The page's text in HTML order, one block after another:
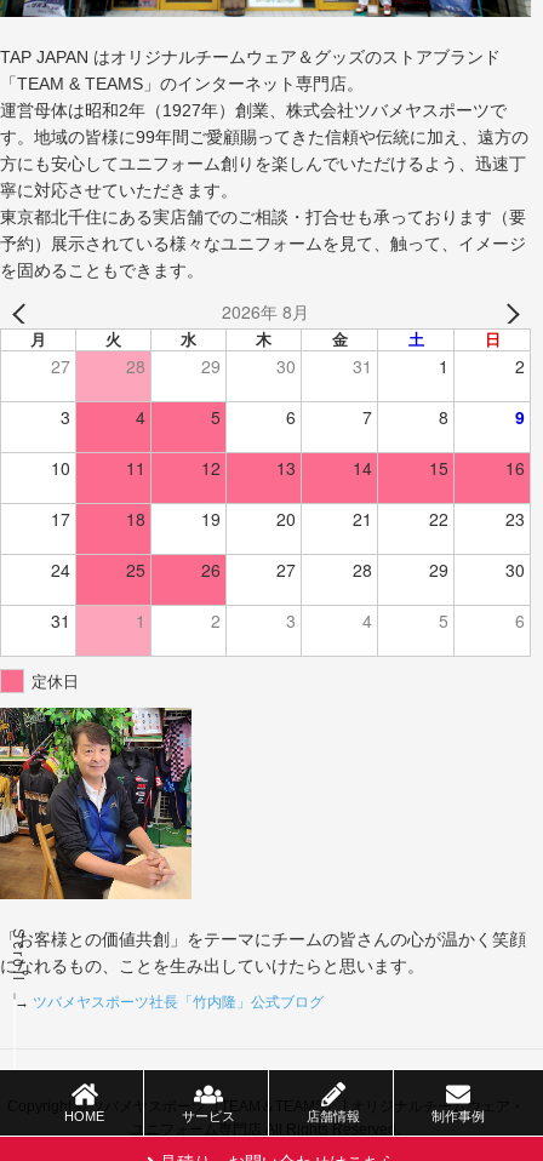
Scroll
HOME サービス 店舗情報 制作事例
TAP JAPAN はオリジナルチームウェア＆グッズのストアブランド
「TEAM & TEAMS」のインターネット専門店。
運営母体は昭和2年（1927年）創業、株式会社ツバメヤスポーツで
す。地域の皆様に99年間ご愛顧賜ってきた信頼や伝統に加え、遠方の
方にも安心してユニフォーム創りを楽しんでいただけるよう、迅速丁
寧に対応させていただきます。
東京都北千住にある実店舗でのご相談・打合せも承っております（要
予約）展示されている様々なユニフォームを見て、触って、イメージ
を固めることもできます。
2026年 8月
月 火 水 木 金 土 日
27 28 29 30 31 1 2
3 4 5 6 7 8 9
10 11 12 13 14 15 16
17 18 19 20 21 22 23
24 25 26 27 28 29 30
31 1 2 3 4 5 6
定休日
「お客様との価値共創」をテーマにチームの皆さんの心が温かく笑顔
になれるもの、ことを生み出していけたらと思います。
→ ツバメヤスポーツ社長「竹内隆」公式ブログ
Copyright © ツバメヤスポーツ（TEAM＆TEAMS） | オリジナルチームウェア・